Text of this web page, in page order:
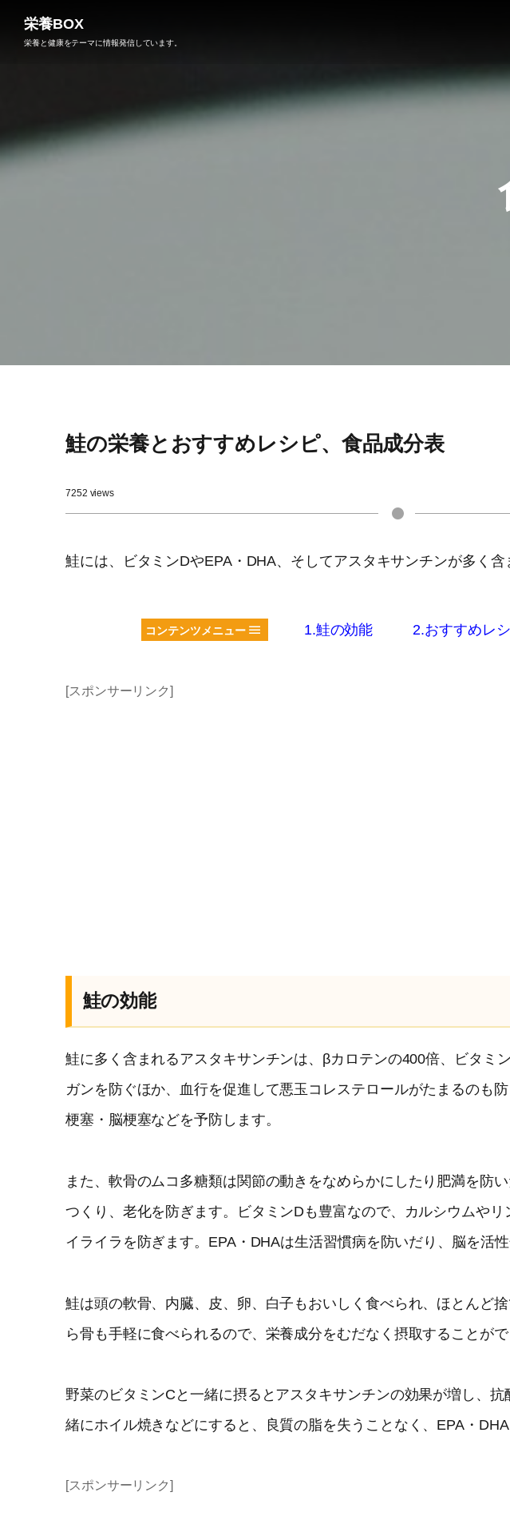
栄養BOX
栄養と健康をテーマに情報発信しています。
鮭の栄養とおすすめレシピ、食品成分表
7252 views
鮭には、ビタミンDやEPA・DHA、そしてアスタキサンチンが多く含
コンテンツメニュー 1.鮭の効能 2.おすすめレ
[スポンサーリンク]
鮭の効能
鮭に多く含まれるアスタキサンチンは、βカロテンの400倍、ビタミ
ガンを防ぐほか、血行を促進して悪玉コレステロールがたまるのも
梗塞・脳梗塞などを予防します。
また、軟骨のムコ多糖類は関節の動きをなめらかにしたり肥満を防
つくり、老化を防ぎます。ビタミンDも豊富なので、カルシウムやリ
イライラを防ぎます。EPA・DHAは生活習慣病を防いだり、脳を活
鮭は頭の軟骨、内臓、皮、卵、白子もおいしく食べられ、ほとんど
ら骨も手軽に食べられるので、栄養成分をむだなく摂取することがで
野菜のビタミンCと一緒に摂るとアスタキサンチンの効果が増し、
緒にホイル焼きなどにすると、良質の脂を失うことなく、EPA・
[スポンサーリンク]